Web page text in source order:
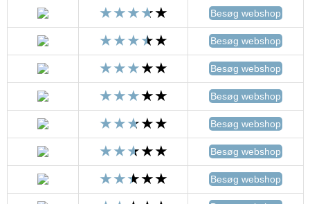
Besøg webshop
Besøg webshop
Besøg webshop
Besøg webshop
Besøg webshop
Besøg webshop
Besøg webshop